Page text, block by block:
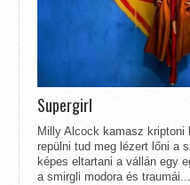
Supergirl
Milly Alcock kamasz kriptoni
repülni tud meg lézert lőni a
képes eltartani a vállán egy
a smirgli modora és traumái...